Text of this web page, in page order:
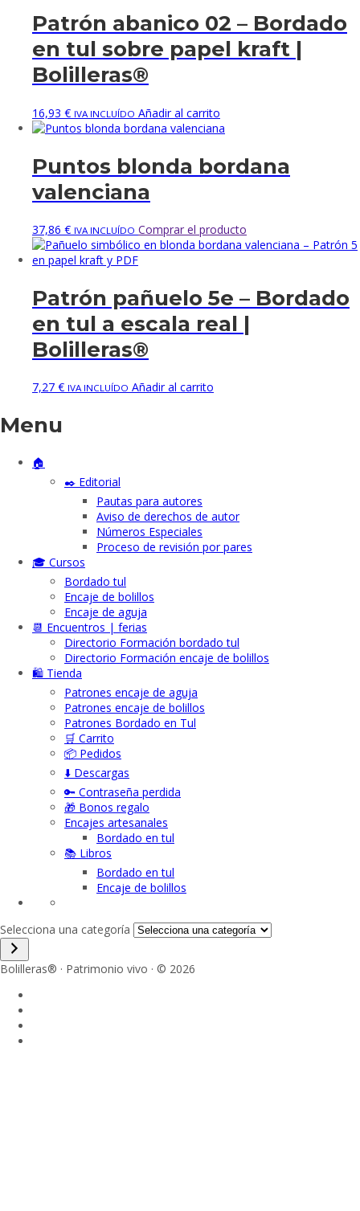
Patrón abanico 02 – Bordado
en tul sobre papel kraft |
Bolilleras®
16,93 € IVA INCLUÍDO Añadir al carrito
Puntos blonda bordana
valenciana
37,86 € IVA INCLUÍDO Comprar el producto
Patrón pañuelo 5e – Bordado
en tul a escala real |
Bolilleras®
7,27 € IVA INCLUÍDO Añadir al carrito
Menu
🏠
✒️ Editorial
Pautas para autores
Aviso de derechos de autor
Números Especiales
Proceso de revisión por pares
🎓 Cursos
Bordado tul
Encaje de bolillos
Encaje de aguja
📆 Encuentros | ferias
Directorio Formación bordado tul
Directorio Formación encaje de bolillos
🛍️ Tienda
Patrones encaje de aguja
Patrones encaje de bolillos
Patrones Bordado en Tul
🛒 Carrito
📦 Pedidos
⬇️ Descargas
🔑 Contraseña perdida
🎁 Bonos regalo
Encajes artesanales
Bordado en tul
📚 Libros
Bordado en tul
Encaje de bolillos
Selecciona una categoría
Bolilleras® · Patrimonio vivo · © 2026